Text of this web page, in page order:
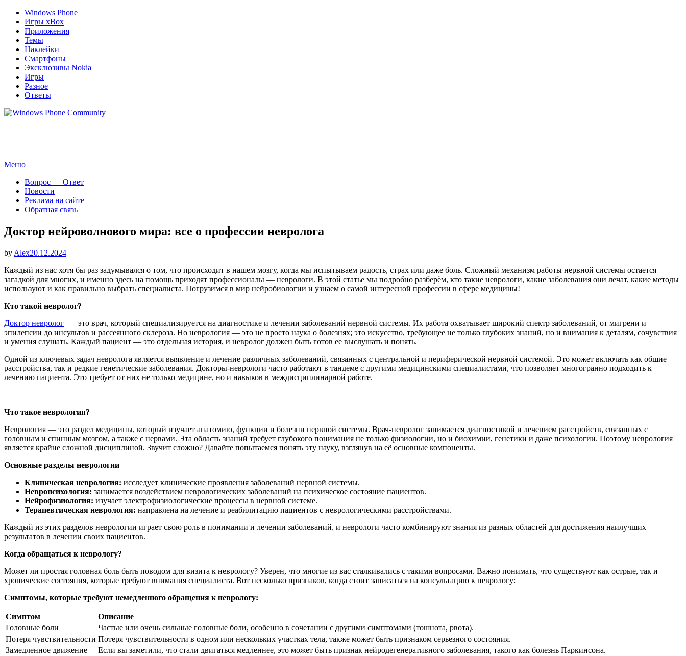
Windows Phone
Игры xBox
Приложения
Темы
Наклейки
Смартфоны
Эксклюзивы Nokia
Игры
Разное
Ответы
Перейти
содержимому
Меню
Вопрос — Ответ
Новости
Реклама на сайте
Обратная связь
Доктор нейроволнового мира: все о профессии невролога
by AlexОпубликовано
20.12.2024
Каждый из нас хотя бы раз задумывался о том, что происходит в нашем мозгу, когда мы испытываем радость, страх или даже боль. Сложный механизм работы нервной системы остается
загадкой для многих, и именно здесь на помощь приходят профессионалы — неврологи. В этой статье мы подробно разберём, кто такие неврологи, какие заболевания они лечат, какие методы
используют и как правильно выбрать специалиста. Погрузимся в мир нейробиологии и узнаем о самой интересной профессии в сфере медицины!
Кто такой невролог?
Доктор невролог — это врач, который специализируется на диагностике и лечении заболеваний нервной системы. Их работа охватывает широкий спектр заболеваний, от мигрени и
эпилепсии до инсультов и рассеянного склероза. Но неврология — это не просто наука о болезнях; это искусство, требующее не только глубоких знаний, но и внимания к деталям, сочувствия
и умения слушать. Каждый пациент — это отдельная история, и невролог должен быть готов ее выслушать и понять.
Одной из ключевых задач невролога является выявление и лечение различных заболеваний, связанных с центральной и периферической нервной системой. Это может включать как общие
расстройства, так и редкие генетические заболевания. Докторы-неврологи часто работают в тандеме с другими медицинскими специалистами, что позволяет многогранно подходить к
лечению пациента. Это требует от них не только медицине, но и навыков в междисциплинарной работе.
Что такое неврология?
Неврология — это раздел медицины, который изучает анатомию, функции и болезни нервной системы. Врач-невролог занимается диагностикой и лечением расстройств, связанных с
головным и спинным мозгом, а также с нервами. Эта область знаний требует глубокого понимания не только физиологии, но и биохимии, генетики и даже психологии. Поэтому неврология
является крайне сложной дисциплиной. Звучит сложно? Давайте попытаемся понять эту науку, взглянув на её основные компоненты.
Основные разделы неврологии
Клиническая неврология: исследует клинические проявления заболеваний нервной системы.
Невропсихология: занимается воздействием неврологических заболеваний на психическое состояние пациентов.
Нейрофизиология: изучает электрофизиологические процессы в нервной системе.
Терапевтическая неврология: направлена на лечение и реабилитацию пациентов с неврологическими расстройствами.
Каждый из этих разделов неврологии играет свою роль в понимании и лечении заболеваний, и неврологи часто комбинируют знания из разных областей для достижения наилучших
результатов в лечении своих пациентов.
Когда обращаться к неврологу?
Может ли простая головная боль быть поводом для визита к неврологу? Уверен, что многие из вас сталкивались с такими вопросами. Важно понимать, что существуют как острые, так и
хронические состояния, которые требуют внимания специалиста. Вот несколько признаков, когда стоит записаться на консультацию к неврологу:
Симптомы, которые требуют немедленного обращения к неврологу:
Симптом
Описание
Головные боли
Частые или очень сильные головные боли, особенно в сочетании с другими симптомами (тошнота, рвота).
Потеря чувствительности Потеря чувствительности в одном или нескольких участках тела, также может быть признаком серьезного состояния.
Замедленное движение
Если вы заметили, что стали двигаться медленнее, это может быть признак нейродегенеративного заболевания, такого как болезнь Паркинсона.